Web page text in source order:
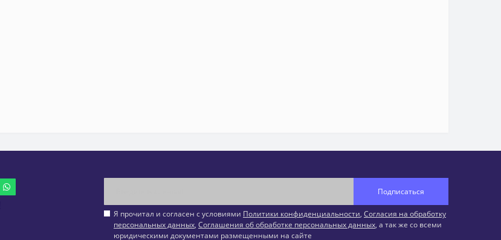
Подписаться
Я прочитал и согласен с условиями Политики конфиденциальности, Согласия на обработку
персональных данных, Соглашения об обработке персональных данных, а так же со всеми
юридическими документами размещенными на сайте